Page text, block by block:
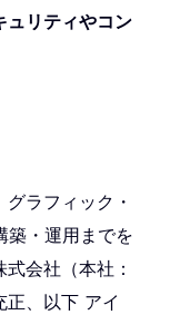
ュリティやコン
ラフィック・
築・運用までを
会社（本社：
、以下 アイ